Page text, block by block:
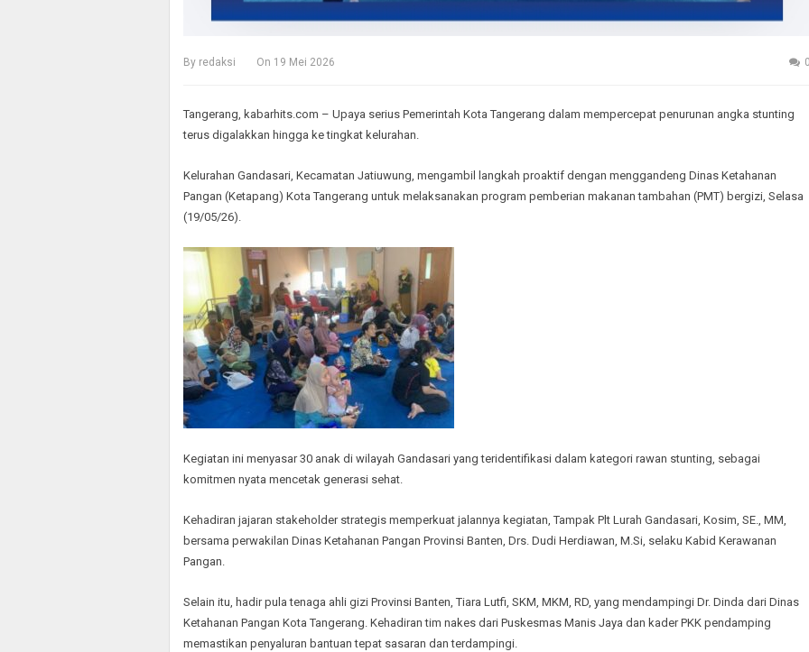
By redaksi On 19 Mei 2026
Tangerang, kabarhits.com – Upaya serius Pemerintah Kota Tangerang dalam mempercepat penurunan angka stunting
terus digalakkan hingga ke tingkat kelurahan.
Kelurahan Gandasari, Kecamatan Jatiuwung, mengambil langkah proaktif dengan menggandeng Dinas Ketahanan
Pangan (Ketapang) Kota Tangerang untuk melaksanakan program pemberian makanan tambahan (PMT) bergizi, Selasa
(19/05/26).
Kegiatan ini menyasar 30 anak di wilayah Gandasari yang teridentifikasi dalam kategori rawan stunting, sebagai
komitmen nyata mencetak generasi sehat.
Kehadiran jajaran stakeholder strategis memperkuat jalannya kegiatan, Tampak Plt Lurah Gandasari, Kosim, SE., MM,
bersama perwakilan Dinas Ketahanan Pangan Provinsi Banten, Drs. Dudi Herdiawan, M.Si, selaku Kabid Kerawanan
Pangan.
Selain itu, hadir pula tenaga ahli gizi Provinsi Banten, Tiara Lutfi, SKM, MKM, RD, yang mendampingi Dr. Dinda dari Dinas
Ketahanan Pangan Kota Tangerang. Kehadiran tim nakes dari Puskesmas Manis Jaya dan kader PKK pendamping
memastikan penyaluran bantuan tepat sasaran dan terdampingi.